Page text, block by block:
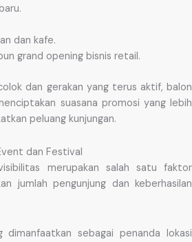
dan kafe.
grand opening bisnis retail.
dan gerakan yang terus aktif, balon
suasana promosi yang lebih
peluang kunjungan.
dan Festival
merupakan salah satu faktor
jumlah pengunjung dan keberhasilan
dimanfaatkan sebagai penanda lokasi